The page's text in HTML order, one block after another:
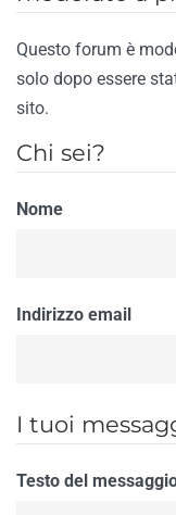
Questo forum è
solo dopo essere
sito.
Chi sei?
Nome
Indirizzo email
I tuoi
Testo del